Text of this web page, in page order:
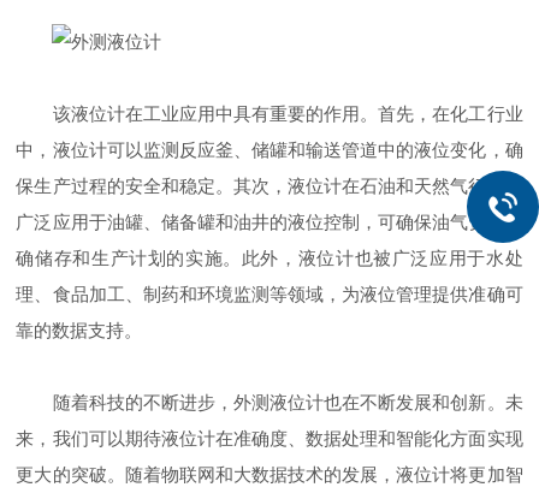
该液位计在工业应用中具有重要的作用。首先，在化工行业
中，液位计可以监测反应釜、储罐和输送管道中的液位变化，确
保生产过程的安全和稳定。其次，液位计在石油和天然气行业中
广泛应用于油罐、储备罐和油井的液位控制，可确保油气资源准
确储存和生产计划的实施。此外，液位计也被广泛应用于水处
理、食品加工、制药和环境监测等领域，为液位管理提供准确可
靠的数据支持。
随着科技的不断进步，外测液位计也在不断发展和创新。未
来，我们可以期待液位计在准确度、数据处理和智能化方面实现
更大的突破。随着物联网和大数据技术的发展，液位计将更加智